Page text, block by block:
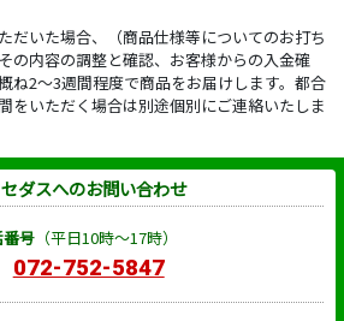
だいた場合、（商品仕様等についてのお打ち
の内容の調整と確認、お客様からの入金確
ね2～3週間程度で商品をお届けします。都合
をいただく場合は別途個別にご連絡いたしま
ダスへのお問い合わせ
号（平日10時～17時）
072-752-5847